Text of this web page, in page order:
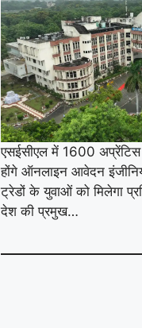
एसईसीएल में 1600 अप्रेंटिस
होंगे ऑनलाइन आवेदन
ट्रेडों के युवाओं को मिलेगा
देश की प्रमुख…